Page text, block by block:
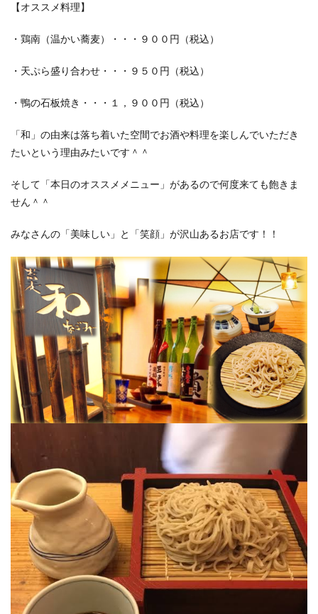
【オススメ料理】
・鶏南（温かい蕎麦）・・・９００円（税込）
・天ぷら盛り合わせ・・・９５０円（税込）
・鴨の石板焼き・・・１，９００円（税込）
「和」の由来は落ち着いた空間でお酒や料理を楽しんでいただき
たいという理由みたいです＾＾
そして「本日のオススメメニュー」があるので何度来ても飽きま
せん＾＾
みなさんの「美味しい」と「笑顔」が沢山あるお店です！！